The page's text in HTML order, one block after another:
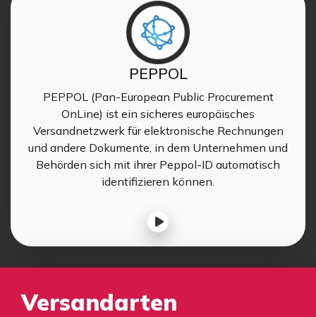
PEPPOL
PEPPOL (Pan-European Public Procurement
OnLine) ist ein sicheres europäisches
Versandnetzwerk für elektronische Rechnungen
und andere Dokumente, in dem Unternehmen und
Behörden sich mit ihrer Peppol-ID automatisch
identifizieren können.
Versandarten